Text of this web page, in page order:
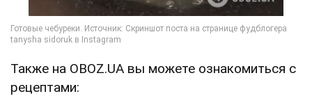
Также на OBOZ.UA вы можете ознакомиться с
рецептами: